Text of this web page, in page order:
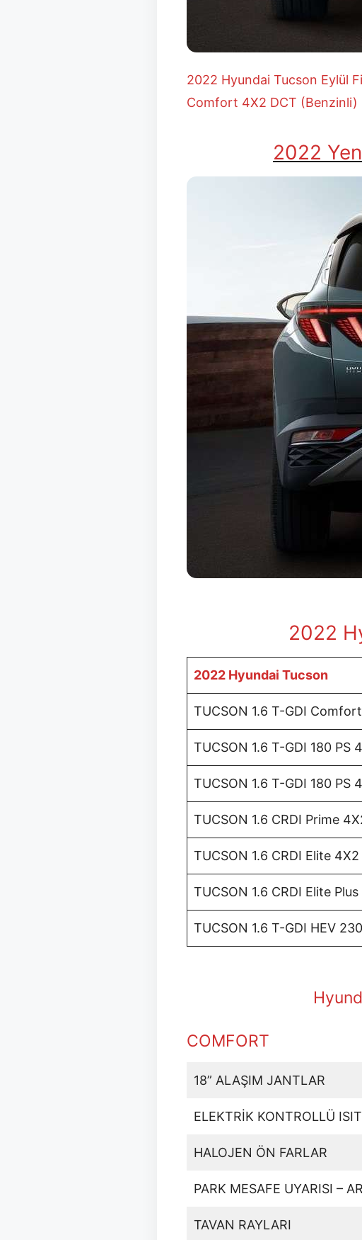
2022 Hyundai Tucson Eylül
Comfort 4X2 DCT (Benzinli)
2022
2022
2022 Hyundai Tucson
TUCSON 1.6 T-GDI
TUCSON 1.6 T-GDI 180 PS
TUCSON 1.6 T-GDI 180
TUCSON 1.6 CRDI Prime
TUCSON 1.6 CRDI Elite
TUCSON 1.6 CRDI Elite
TUCSON 1.6 T-GDI HEV
COMFORT
18” ALAŞIM JANTLAR
ELEKTRİK KONTROLLÜ
HALOJEN ÖN FARLAR
PARK MESAFE UYARISI –
TAVAN RAYLARI